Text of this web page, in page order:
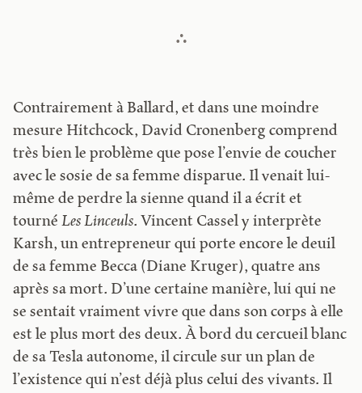
Contrairement à Ballard, et dans une moindre
mesure Hitchcock, David Cronenberg comprend
très bien le problème que pose l’envie de coucher
avec le sosie de sa femme disparue. Il venait lui-
même de perdre la sienne quand il a écrit et
tournéLes Linceuls. Vincent Cassel y interprète
Karsh, un entrepreneur qui porte encore le deuil
de sa femme Becca (Diane Kruger), quatre ans
après sa mort. D’une certaine manière, lui qui ne
se sentait vraiment vivre que dans son corps à elle
est le plus mort des deux. À bord du cercueil blanc
de sa Tesla autonome, il circule sur un plan de
l’existence qui n’est déjà plus celui des vivants. Il